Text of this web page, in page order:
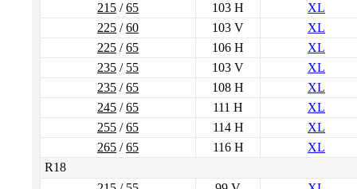
215 /65 103 H
XL
225 /60 103 V
XL
225 /65 106 H
XL
235 / 55 103 V
XL
235 /65 108 H
XL
245 /65 111 H
XL
255 /65 114 H
XL
265 /65 116 H
XL
R18